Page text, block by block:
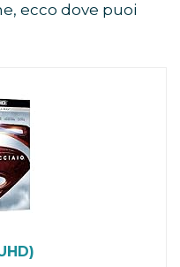
ecco dove puoi